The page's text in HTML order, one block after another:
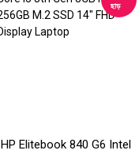
ছাড়
HP Elitebook 840 G6 Intel